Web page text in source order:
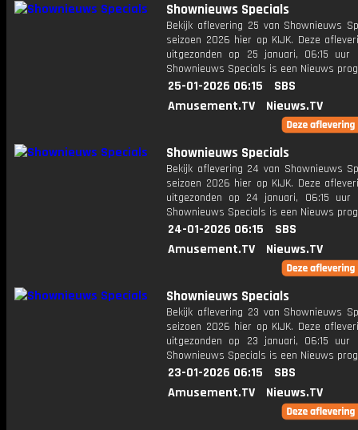
Shownieuws Specials
Bekijk aflevering 25 van Shownieuws
seizoen 2026 hier op KIJK. Deze
uitgezonden op 25 januari, 06:15 uur
Shownieuws Specials is een Nieuws
25-01-2026 06:15
SBS
Amusement.TV
Nieuws.TV
Shownieuws Specials
Bekijk aflevering 24 van Shownieuws
seizoen 2026 hier op KIJK. Deze
uitgezonden op 24 januari, 06:15 uur
Shownieuws Specials is een Nieuws
24-01-2026 06:15
SBS
Amusement.TV
Nieuws.TV
Shownieuws Specials
Bekijk aflevering 23 van Shownieuws
seizoen 2026 hier op KIJK. Deze
uitgezonden op 23 januari, 06:15 uur
Shownieuws Specials is een Nieuws
23-01-2026 06:15
SBS
Amusement.TV
Nieuws.TV